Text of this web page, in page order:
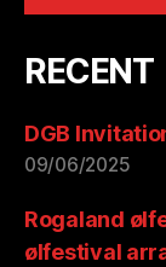
RECENT
DGB
09/06/2025
Rogaland
ølfestival